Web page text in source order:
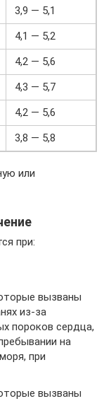
3,9 — 5,1
4,1 — 5,2
4,2 — 5,6
4,3 — 5,7
4,2 — 5,6
3,8 — 5,8
или
при:
вызваны
из-за
пороков сердца,
на
при
вызваны